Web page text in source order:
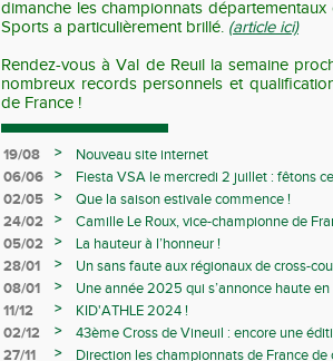
dimanche les championnats
Sports a particulièrement brillé. (article ici)
Rendez-vous à Val de Reuil la semaine
nombreux records personnels et
de France !
19/08 >
Nouveau site internet
06/06
>
Fiesta VSA le mercredi 2 juillet : fêtons
02/05
>
Que la saison estivale commence !
24/02
>
Camille Le Roux, vice-championne de
05/02
>
La hauteur à l’honneur !
28/01
>
Un sans faute aux régionaux de cross-
08/01
>
Une année 2025 qui s’annonce haute
11/12
>
KID'ATHLE 2024 !
02/12
>
43ème Cross de Vineuil : encore une
27/11
>
Direction les championnats de France de